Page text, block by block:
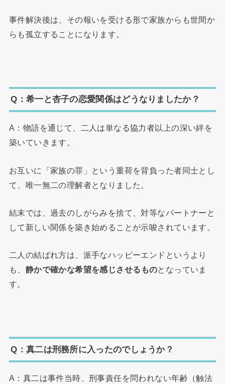
事件解決後は、その報いを受ける形で家族からも世間か
らも孤立することになります。
Q：希一と杏子の恋愛関係はどうなりましたか？
A：物語を通じて、二人は単なる協力者以上の深い絆を
築いていきます。
お互いに「家族の罪」という重荷を背負った者同士とし
て、唯一無二の理解者となりました。
結末では、過去のしがらみを捨て、対等なパートナーと
して新しい関係を築き始めることが示唆されています。
二人の結ばれ方は、派手なハッピーエンドというより
も、 静かで確かな希望を感じさせるものとなっていま
す。
Q：真二は刑務所に入ったのでしょうか？
A：真二は事件当時、刑事責任を問われない年齢（触法